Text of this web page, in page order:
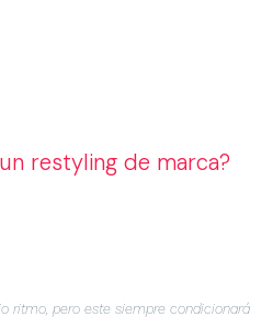
restyling de marca?
ritmo, pero este siempre condicionará